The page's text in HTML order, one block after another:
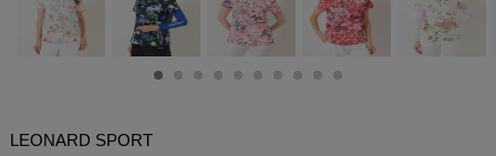
LEONARD SPORT